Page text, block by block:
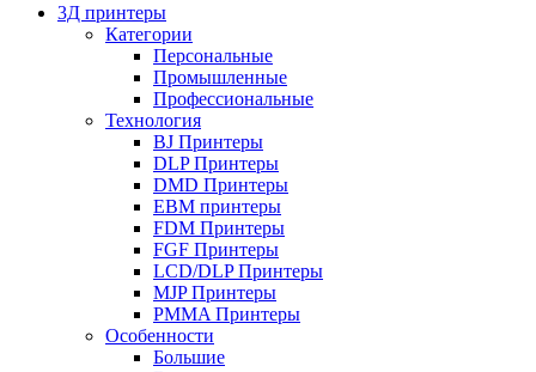
3Д принтеры
Категории
Персональные
Промышленные
Профессиональные
Технология
BJ Принтеры
DLP Принтеры
DMD Принтеры
EBM принтеры
FDM Принтеры
FGF Принтеры
LCD/DLP Принтеры
MJP Принтеры
PMMA Принтеры
Особенности
Большие